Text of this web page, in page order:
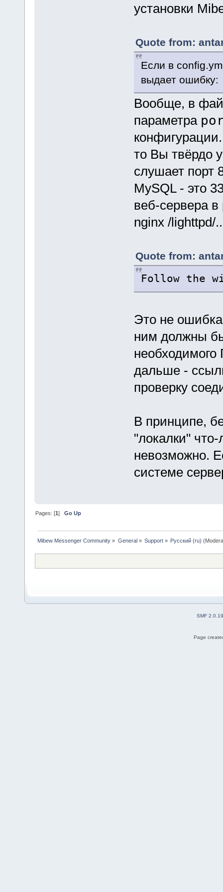
установки
Quote from:
Если в
выдает ошибку:
Вообще, в
параметра
то Вы твёрдо
слушает порт
MySQL - это
веб-сервера
nginx /lighttpd/
Quote from:
Follow the
Это не
ним должны
дальше -
проверку
В принципе,
"локалки" что-
невозможно.
системе
Pages: [1]Go Up
Mibew Messenger Community » General » Support» Русский (ru)
SMF 2.0.19
Page